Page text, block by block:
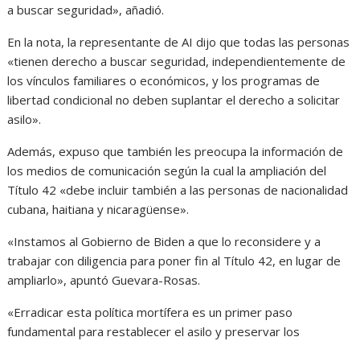
a buscar seguridad», añadió.
En la nota, la representante de AI dijo que todas las personas
«tienen derecho a buscar seguridad, independientemente de
los vínculos familiares o económicos, y los programas de
libertad condicional no deben suplantar el derecho a solicitar
asilo».
Además, expuso que también les preocupa la información de
los medios de comunicación según la cual la ampliación del
Título 42 «debe incluir también a las personas de nacionalidad
cubana, haitiana y nicaragüense».
«Instamos al Gobierno de Biden a que lo reconsidere y a
trabajar con diligencia para poner fin al Título 42, en lugar de
ampliarlo», apuntó Guevara-Rosas.
«Erradicar esta política mortífera es un primer paso
fundamental para restablecer el asilo y preservar los